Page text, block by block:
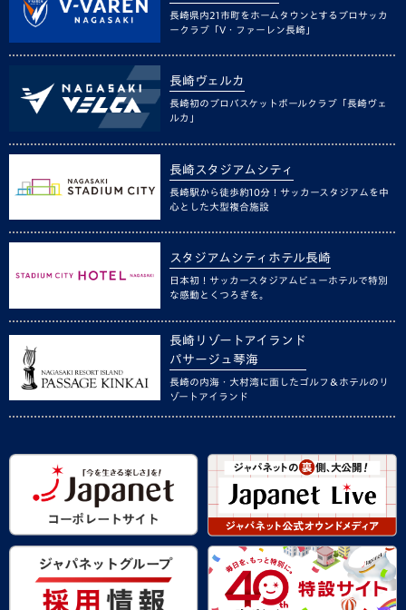
長崎県内21市町をホームタウンとするプロサッカ
ークラブ「V・ファーレン長崎」
長崎ヴェルカ
長崎初のプロバスケットボールクラブ「長崎ヴェ
ルカ」
長崎スタジアムシティ
長崎駅から徒歩約10分！サッカースタジアムを中
心とした大型複合施設
スタジアムシティホテル長崎
日本初！サッカースタジアムビューホテルで特別
な感動とくつろぎを。
長崎リゾートアイランド
パサージュ琴海
長崎の内海・大村湾に面したゴルフ＆ホテルのリ
ゾートアイランド